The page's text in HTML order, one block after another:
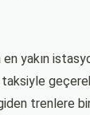
en yakın
trenlere